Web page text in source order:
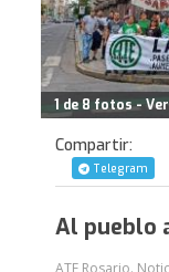
1 de 8 fotos -
Compartir:
Telegram
Al pueblo
ATE Rosario.